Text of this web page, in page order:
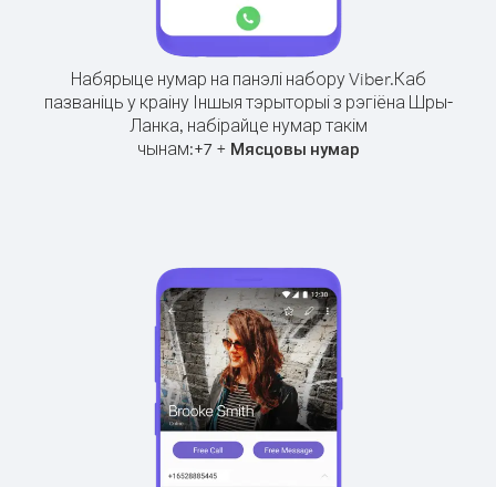
Набярыце нумар на панэлі набору Viber.Каб
пазваніць у краіну Іншыя тэрыторыі з рэгіёна Шры-
Ланка, набірайце нумар такім
чынам:+7+ Мясцовы нумар